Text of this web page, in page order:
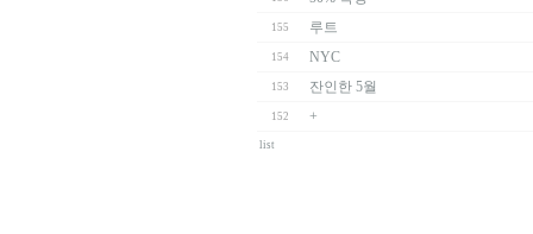
155 루트
154 NYC
153 잔인한 5월
152 +
list